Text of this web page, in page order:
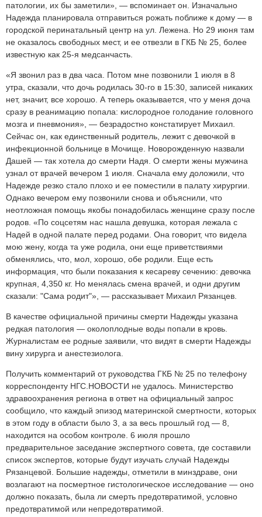
патологии, их бы заметили», — вспоминает он. Изначально
Надежда планировала отправиться рожать поближе к дому — в
городской перинатальный центр на ул. Лежена. Но 29 июня там
не оказалось свободных мест, и ее отвезли в ГКБ № 25, более
известную как 25-я медсанчасть.
«Я звонил раз в два часа. Потом мне позвонили 1 июля в 8
утра, сказали, что дочь родилась 30-го в 15:30, записей никаких
нет, значит, все хорошо. А теперь оказывается, что у меня доча
сразу в реанимацию попала: кислородное голодание головного
мозга и пневмония», — безрадостно констатирует Михаил.
Сейчас он, как единственный родитель, лежит с девочкой в
инфекционной больнице в Мочище. Новорожденную назвали
Дашей — так хотела до смерти Надя. О смерти жены мужчина
узнал от врачей вечером 1 июля. Сначала ему доложили, что
Надежде резко стало плохо и ее поместили в палату хирургии.
Однако вечером ему позвонили снова и объяснили, что
неотложная помощь якобы понадобилась женщине сразу после
родов. «По соцсетям нас нашла девушка, которая лежала с
Надей в одной палате перед родами. Она говорит, что видела
мою жену, когда та уже родила, они еще приветствиями
обменялись, что, мол, хорошо, обе родили. Еще есть
информация, что были показания к кесареву сечению: девочка
крупная, 4,350 кг. Но менялась смена врачей, и одни другим
сказали: "Сама родит"», — рассказывает Михаил Рязанцев.
В качестве официальной причины смерти Надежды указана
редкая патология — околоплодные воды попали в кровь.
Журналистам ее родные заявили, что видят в смерти Надежды
вину хирурга и анестезиолога.
Получить комментарий от руководства ГКБ № 25 по телефону
корреспонденту НГС.НОВОСТИ не удалось. Министерство
здравоохранения региона в ответ на официальный запрос
сообщило, что каждый эпизод материнской смертности, которых
в этом году в области было 3, а за весь прошлый год — 8,
находится на особом контроле. 6 июля прошло
предварительное заседание экспертного совета, где составили
список экспертов, которые будут изучать случай Надежды
Рязанцевой. Большие надежды, отметили в минздраве, они
возлагают на посмертное гистологическое исследование — оно
должно показать, была ли смерть предотвратимой, условно
предотвратимой или непредотвратимой.